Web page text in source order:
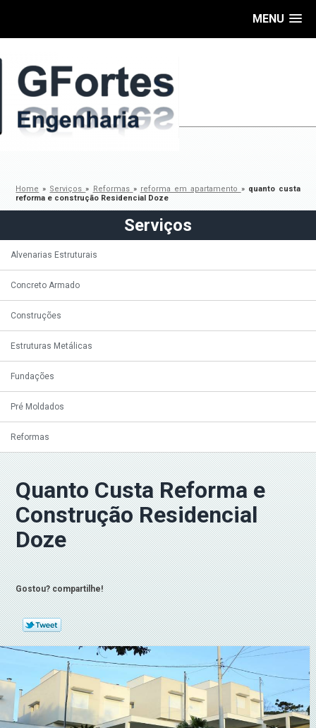
MENU
Home » Serviços» Reformas » reforma em apartamento » quanto custa
reforma e construção Residencial Doze
Serviços
Alvenarias Estruturais
Concreto Armado
Construções
Estruturas Metálicas
Fundações
Pré Moldados
Reformas
Quanto Custa Reforma e
Construção Residencial
Doze
Gostou? compartilhe!